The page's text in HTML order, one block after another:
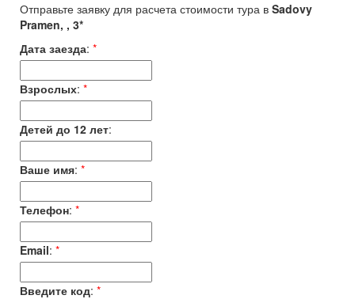
Отправьте заявку для расчета стоимости тура в Sadovy
Pramen, , 3*
Дата заезда: *
Взрослых: *
Детей до 12 лет:
Ваше имя: *
Телефон: *
Email: *
Введите код: *